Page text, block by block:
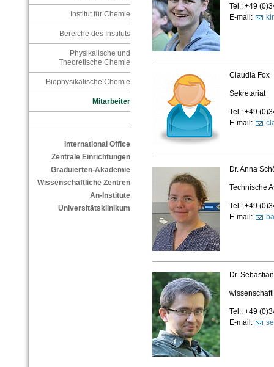
Institut für Chemie
Bereiche des Instituts
Physikalische und
Theoretische Chemie
Biophysikalische Chemie
Mitarbeiter
International Office
Zentrale Einrichtungen
Graduierten-Akademie
Wissenschaftliche Zentren
An-Institute
Universitätsklinikum
Tel.: +49
E-mail:
Claudia Fox
Sekretariat
Tel.: +49
E-mail:
Dr. Anna
Technische
Tel.: +49
E-mail:
Dr.
Tel.: +49
E-mail: